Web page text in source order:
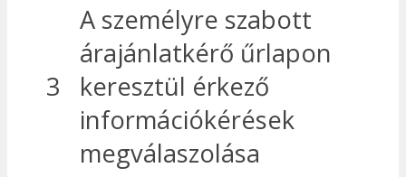
3
A személyre szabott
árajánlatkérő űrlapon
keresztül érkező
információkérések
megválaszolása